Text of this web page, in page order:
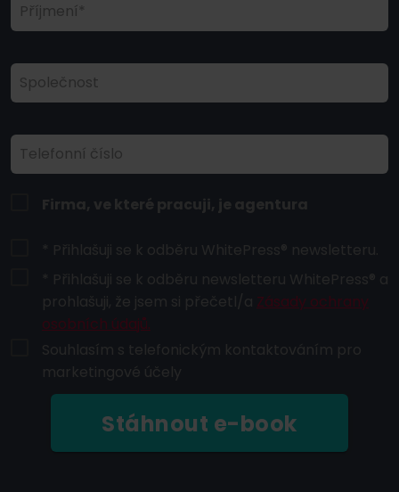
Příjmení*
Společnost
Telefonní číslo
Firma, ve které pracuji, je agentura
* Přihlašuji se k odběru WhitePress® newsletteru.
* Přihlašuji se k odběru newsletteru WhitePress® a
prohlašuji, že jsem si přečetl/a Zásady ochrany
osobních údajů.
Souhlasím s telefonickým kontaktováním pro
marketingové účely
Stáhnout e-book